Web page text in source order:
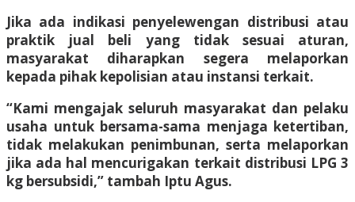
Jika ada indikasi penyelewengan distribusi atau
praktik jual beli yang tidak sesuai aturan,
masyarakat diharapkan segera melaporkan
kepada pihak kepolisian atau instansi terkait.
“Kami mengajak seluruh masyarakat dan pelaku
usaha untuk bersama-sama menjaga ketertiban,
tidak melakukan penimbunan, serta melaporkan
jika ada hal mencurigakan terkait distribusi LPG 3
kg bersubsidi,” tambah Iptu Agus.